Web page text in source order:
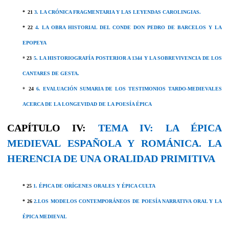
* 21 3. LA CRÓNICA FRAGMENTARIA Y LAS LEYENDAS CAROLINGIAS.
* 22 4. LA OBRA HISTORIAL DEL CONDE DON PEDRO DE BARCELOS Y LA
EPOPEYA
* 23 5. LA HISTORIOGRAFÍA POSTERIOR A 1344 Y LA SOBREVIVENCIA DE LOS
CANTARES DE GESTA.
* 24 6. EVALUACIÓN SUMARIA DE LOS TESTIMONIOS TARDO-MEDIEVALES
ACERCA DE LA LONGEVIDAD DE LA POESÍA ÉPICA
CAPÍTULO IV: TEMA IV:
LA ÉPICA
MEDIEVAL ESPAÑOLA Y ROMÁNICA. LA
HERENCIA DE UNA ORALIDAD PRIMITIVA
* 25 1. ÉPICADE ORÍGENES ORALES Y ÉPICA CULTA
* 262.LOS MODELOS CONTEMPORÁNEOS DE POESÍA NARRATIVA ORAL Y LA
ÉPICA MEDIEVAL